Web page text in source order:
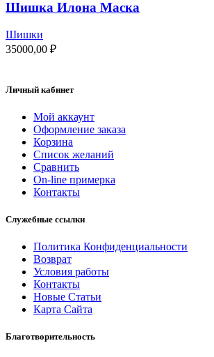
Шишка Илона Маска
Шишки
35000,00 ₽
Личный кабинет
Мой аккаунт
Оформление заказа
Корзина
Список желаний
Сравнить
On-line примерка
Контакты
Служебные ссылки
Политика Конфиденциальности
Возврат
Условия работы
Контакты
Новые Статьи
Карта Сайта
Благотворительность